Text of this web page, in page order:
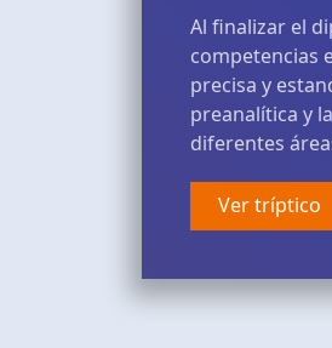
Al finalizar el
competencias
precisa y
preanalítica y
diferentes
Ver tríptico